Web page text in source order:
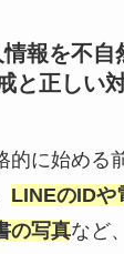
報を不
と正しい
的に始める
LINEのIDや
の写真など